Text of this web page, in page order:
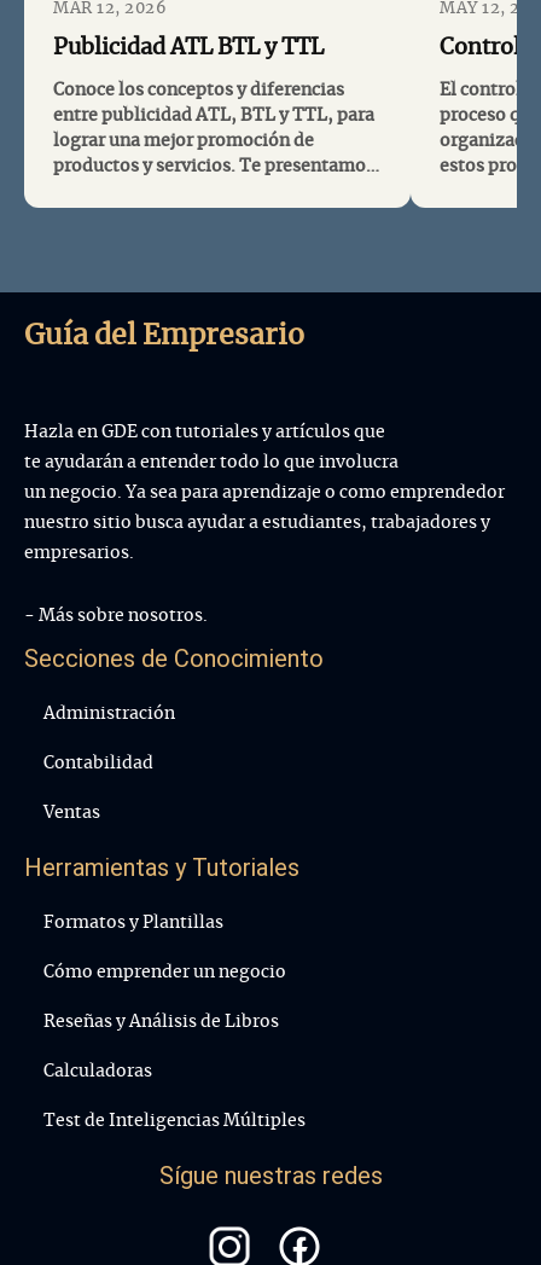
MAR 12, 2026
Publicidad ATL BTL y TTL
Conoce los conceptos y diferencias
entre publicidad ATL, BTL y TTL, para
lograr una mejor promoción de
productos y servicios. Te presentamos
tipo de publi...
MAY 12,
Control
El control
proceso
estos
así como
Guía del Empresario
Hazla en GDE con tutoriales y artículos que
te ayudarán a entender todo lo que involucra
un negocio. Ya sea para aprendizaje o como emprendedor
nuestro sitio busca ayudar a estudiantes, trabajadores y
empresarios.
- Más sobre nosotros.
Secciones de Conocimiento
Administración
Contabilidad
Ventas
Herramientas y Tutoriales
Formatos y Plantillas
Cómo emprender un negocio
Reseñas y Análisis de Libros
Calculadoras
Test de Inteligencias Múltiples
Sígue nuestras redes